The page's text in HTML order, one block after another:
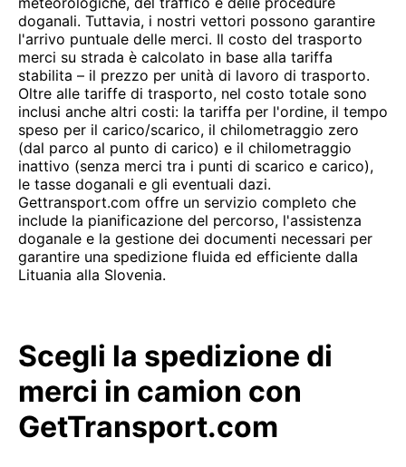
doganali. Tuttavia, i nostri vettori possono garantire
l'arrivo puntuale delle merci. Il costo del trasporto
merci su strada è calcolato in base alla tariffa
stabilita – il prezzo per unità di lavoro di trasporto.
Oltre alle tariffe di trasporto, nel costo totale sono
inclusi anche altri costi: la tariffa per l'ordine, il tempo
speso per il carico/scarico, il chilometraggio zero
(dal parco al punto di carico) e il chilometraggio
inattivo (senza merci tra i punti di scarico e carico),
le tasse doganali e gli eventuali dazi.
Gettransport.com offre un servizio completo che
include la pianificazione del percorso, l'assistenza
doganale e la gestione dei documenti necessari per
garantire una spedizione fluida ed efficiente dalla
Lituania alla Slovenia.
Scegli la spedizione di
merci in camion con
GetTransport.com